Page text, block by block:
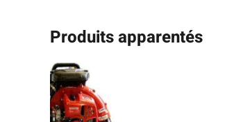
Produits apparentés